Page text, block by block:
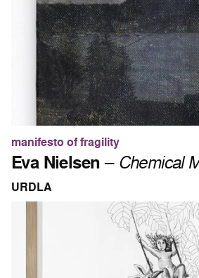
manifesto of fragility
Eva Nielsen– Chemical
URDLA